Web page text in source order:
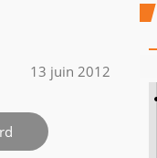
13 juin 2012